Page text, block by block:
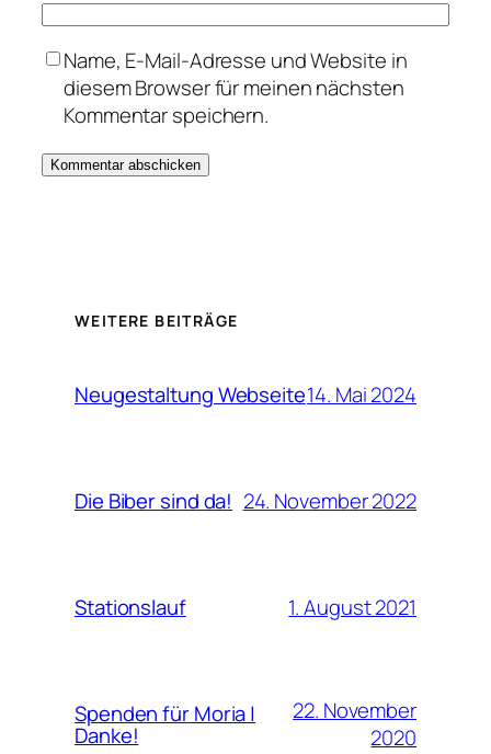
Name, E-Mail-Adresse und Website in
diesem Browser für meinen nächsten
Kommentar speichern.
WEITERE BEITRÄGE
Neugestaltung Webseite14. Mai 2024
Die Biber sind da! 24. November 2022
Stationslauf 1. August 2021
Spenden für Moria |
Danke!
22. November
2020